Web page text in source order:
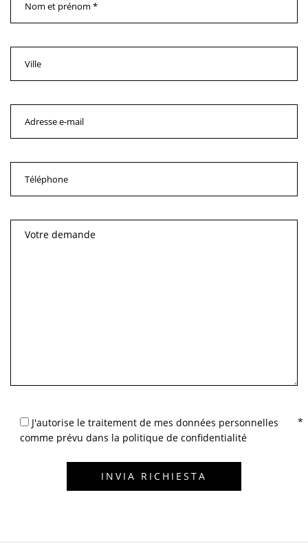
J'autorise le traitement de mes données personnelles
comme prévu dans la politique de confidentialité